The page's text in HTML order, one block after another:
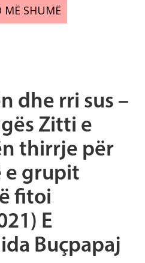
MË SHUMË
dhe rri sus –
Zitti e
thirrje për
e grupit
fitoi
E
Buçpapaj